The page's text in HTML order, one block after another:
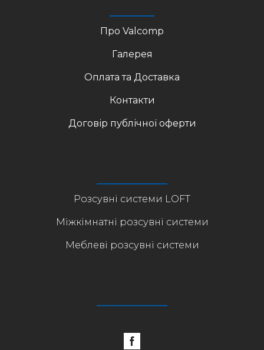
Про Valcomp
Галерея
Оплата та Доставка
Контакти
Договір публічної оферти
Розсувні системи LOFT
Міжкімнатні розсувні системи
Меблеві розсувні системи